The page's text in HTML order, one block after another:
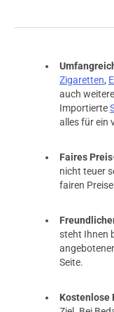
Zigaretten,
auch
Importierte
alles für ein
Faires
nicht teuer
fairen
steht Ihnen
Seite.
Kostenlose